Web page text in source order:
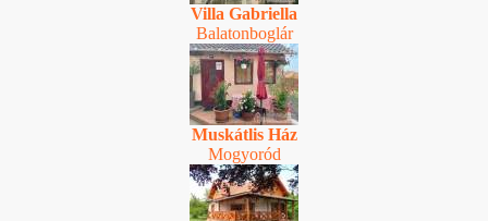
Villa Gabriella
Balatonboglár
Muskátlis Ház
Mogyoród